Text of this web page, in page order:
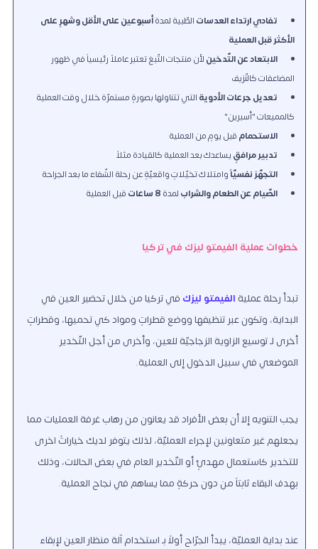
تفادي ارتداء العدساتالطّبية لمدةأسبوعين على الأقل وشهرٍ على
الأكثر قبل العملية
الابتعاد عن التّدخينلأن منتجات التّبغ تعتبر عاملاً رئيسياً في ظهور
المضاعفات كالنّزيف
تعديل جرعات الأدويةالتي تتناولها بصورةٍ مستمرّة خلال وقت العملية
كالمميعات "أسبرين"
الاستحمامقبل يومٍ من العملية
تدبير مرافقٍيساعدك بعد العملية كالقيادة مثلاً
التجهّز نفسيّاًوامتلاك تخيّلاتٍ واقعيّةٍ عن رحلة الشّفاء ما بعد الجراحة
الصّيام عن الطعام والشرابلمدة قبل العملية
خطوات عملية الفيمتو ليزك في تركيا
تبدأ رحلة عملية الفيمتو ليزك في تركيا من خلال تحضير العين في
البداية، وتكون عبر تنظيفها ووضع قطراتٍ ومواد كي تحميها، وقطراتٍ
أخرى لـ توسيع الزاوية الزجاجيّة للعين، وأخرى من أجل التّخدير
الموضعي في سبيل الدخول إلى العملية.
يجب التنويه إلا أن بعض الأفراد قد يعانون من رهاب غرفة العمليات مما
يجعلهم غير متعاونين لإجراء العمليّة، لذلك يتوفر لديك خياراتٌ اخرى
للتخدير كاستعمال مهدئٍ أو التّخدير العام في بعض الحالات، وذلك
بهدف البقاء ثابتاً من دون حركةٍ مما يساهم في نجاح العملية.
عند بداية العمليّة، يبدأ الجرّاح أولاً بـ استخدام آلة منظار العين لإبقاء